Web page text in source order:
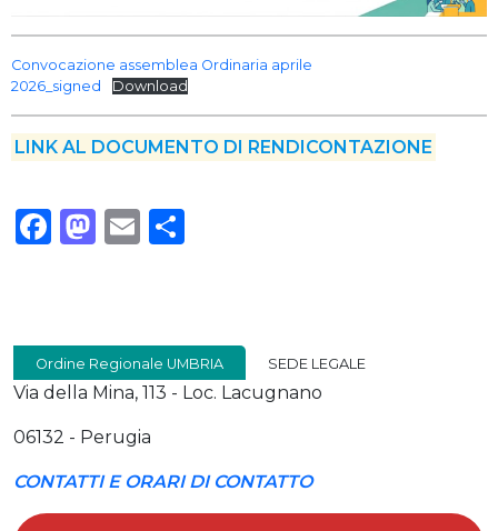
Convocazione assemblea Ordinaria aprile
2026_signed
Download
LINK AL DOCUMENTO DI RENDICONTAZIONE
Facebook
Mastodon
Email
Ordine Regionale UMBRIA SEDE LEGALE
Via della Mina, 113 - Loc. Lacugnano
06132 - Perugia
CONTATTI E ORARI DI CONTATTO